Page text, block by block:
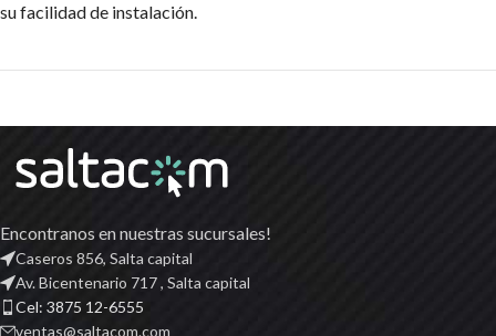
su facilidad de instalación.
Encontranos en nuestras sucursales!
Caseros 856, Salta capital
Av. Bicentenario 717 , Salta capital
Cel: 3875 12-6555
ventas@saltacom.com